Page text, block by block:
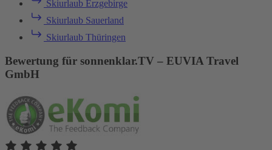
Skiurlaub Erzgebirge
Skiurlaub Sauerland
Skiurlaub Thüringen
Bewertung für sonnenklar.TV – EUVIA Travel
GmbH